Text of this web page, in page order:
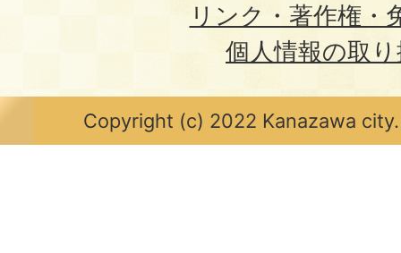
リンク・著作権・
個人情報の取
Copyright (c) 2022 Kanazawa